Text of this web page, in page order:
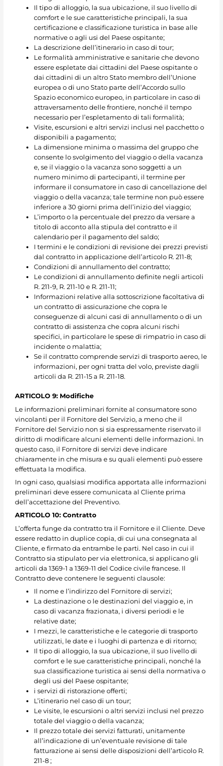
Il tipo di alloggio, la sua ubicazione, il suo livello di
comfort e le sue caratteristiche principali, la sua
certificazione e classificazione turistica in base alle
normative o agli usi del Paese ospitante;
La descrizione dell’itinerario in caso di tour;
Le formalità amministrative e sanitarie che devono
essere espletate dai cittadini del Paese ospitante o
dai cittadini di un altro Stato membro dell’Unione
europea o di uno Stato parte dell’Accordo sullo
Spazio economico europeo, in particolare in caso di
attraversamento delle frontiere, nonché il tempo
necessario per l’espletamento di tali formalità;
Visite, escursioni e altri servizi inclusi nel pacchetto o
disponibili a pagamento;
La dimensione minima o massima del gruppo che
consente lo svolgimento del viaggio o della vacanza
e, se il viaggio o la vacanza sono soggetti a un
numero minimo di partecipanti, il termine per
informare il consumatore in caso di cancellazione del
viaggio o della vacanza; tale termine non può essere
inferiore a 30 giorni prima dell’inizio del viaggio;
L’importo o la percentuale del prezzo da versare a
titolo di acconto alla stipula del contratto e il
calendario per il pagamento del saldo;
I termini e le condizioni di revisione dei prezzi previsti
dal contratto in applicazione dell’articolo R. 211-8;
Condizioni di annullamento del contratto;
Le condizioni di annullamento definite negli articoli
R. 211-9, R. 211-10 e R. 211-11;
Informazioni relative alla sottoscrizione facoltativa di
un contratto di assicurazione che copra le
conseguenze di alcuni casi di annullamento o di un
contratto di assistenza che copra alcuni rischi
specifici, in particolare le spese di rimpatrio in caso di
incidente o malattia;
Se il contratto comprende servizi di trasporto aereo, le
informazioni, per ogni tratta del volo, previste dagli
articoli da R. 211-15 a R. 211-18.
ARTICOLO 9: Modifiche
Le informazioni preliminari fornite al consumatore sono
vincolanti per il Fornitore del Servizio, a meno che il
Fornitore del Servizio non si sia espressamente riservato il
diritto di modificare alcuni elementi delle informazioni. In
questo caso, il Fornitore di servizi deve indicare
chiaramente in che misura e su quali elementi può essere
effettuata la modifica.
In ogni caso, qualsiasi modifica apportata alle informazioni
preliminari deve essere comunicata al Cliente prima
dell’accettazione del Preventivo.
ARTICOLO 10: Contratto
L’offerta funge da contratto tra il Fornitore e il Cliente. Deve
essere redatto in duplice copia, di cui una consegnata al
Cliente, e firmato da entrambe le parti. Nel caso in cui il
Contratto sia stipulato per via elettronica, si applicano gli
articoli da 1369-1 a 1369-11 del Codice civile francese. Il
Contratto deve contenere le seguenti clausole:
Il nome e l’indirizzo del Fornitore di servizi;
La destinazione o le destinazioni del viaggio e, in
caso di vacanza frazionata, i diversi periodi e le
relative date;
I mezzi, le caratteristiche e le categorie di trasporto
utilizzati, le date e i luoghi di partenza e di ritorno;
Il tipo di alloggio, la sua ubicazione, il suo livello di
comfort e le sue caratteristiche principali, nonché la
sua classificazione turistica ai sensi della normativa o
degli usi del Paese ospitante;
i servizi di ristorazione offerti;
L’itinerario nel caso di un tour;
Le visite, le escursioni o altri servizi inclusi nel prezzo
totale del viaggio o della vacanza;
Il prezzo totale dei servizi fatturati, unitamente
all’indicazione di un’eventuale revisione di tale
fatturazione ai sensi delle disposizioni dell’articolo R.
211-8 ;